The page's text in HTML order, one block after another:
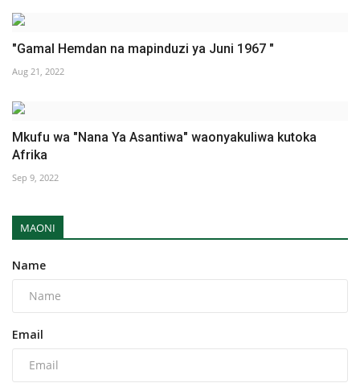
"Gamal Hemdan na mapinduzi ya Juni 1967 "
Aug 21, 2022
Mkufu wa "Nana Ya Asantiwa" waonyakuliwa kutoka
Afrika
Sep 9, 2022
MAONI
Name
Email